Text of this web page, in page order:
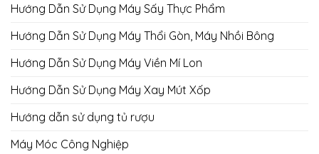
Hướng Dẫn Sử Dụng Máy Sấy Thực Phẩm
Hướng Dẫn Sử Dụng Máy Thổi Gòn, Máy Nhồi Bông
Hướng Dẫn Sử Dụng Máy Viền Mí Lon
Hướng Dẫn Sử Dụng Máy Xay Mút Xốp
Hướng dẫn sử dụng tủ rượu
Máy Móc Công Nghiệp